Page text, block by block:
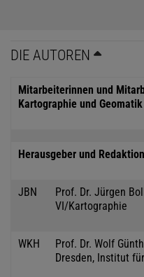
DIE AUTOREN
Mitarbeiterinnen und
Kartographie und Geomatik
Herausgeber und
JBN
Prof. Dr. Jürgen
VI/Kartographie
WKH
Prof. Dr. Wolf
Dresden, Institut